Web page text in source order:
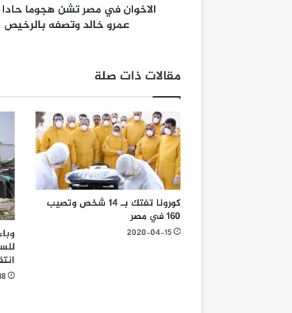
الاخوان في مصر تشن هجوما
عمرو خالد وتصفه بالرخيص
مقالات ذات صلة
كورونا تفتك بـ 14 شخص وتصيب
160 في مصر
2020-04-15